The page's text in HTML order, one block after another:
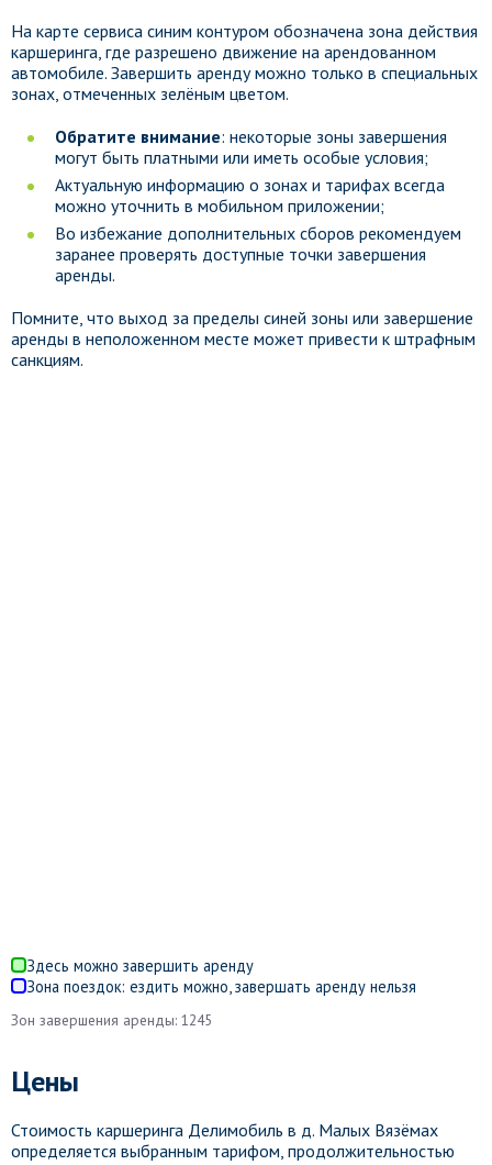
На карте сервиса синим контуром обозначена зона действия
каршеринга, где разрешено движение на арендованном
автомобиле. Завершить аренду можно только в специальных
зонах, отмеченных зелёным цветом.
Обратите внимание: некоторые зоны завершения
могут быть платными или иметь особые условия;
Актуальную информацию о зонах и тарифах всегда
можно уточнить в мобильном приложении;
Во избежание дополнительных сборов рекомендуем
заранее проверять доступные точки завершения
аренды.
Помните, что выход за пределы синей зоны или завершение
аренды в неположенном месте может привести к штрафным
санкциям.
Здесь можно завершить аренду
Зона поездок: ездить можно, завершать аренду нельзя
Зон завершения аренды: 1245
Цены
Стоимость каршеринга Делимобиль в д. Малых Вязёмах
определяется выбранным тарифом, продолжительностью